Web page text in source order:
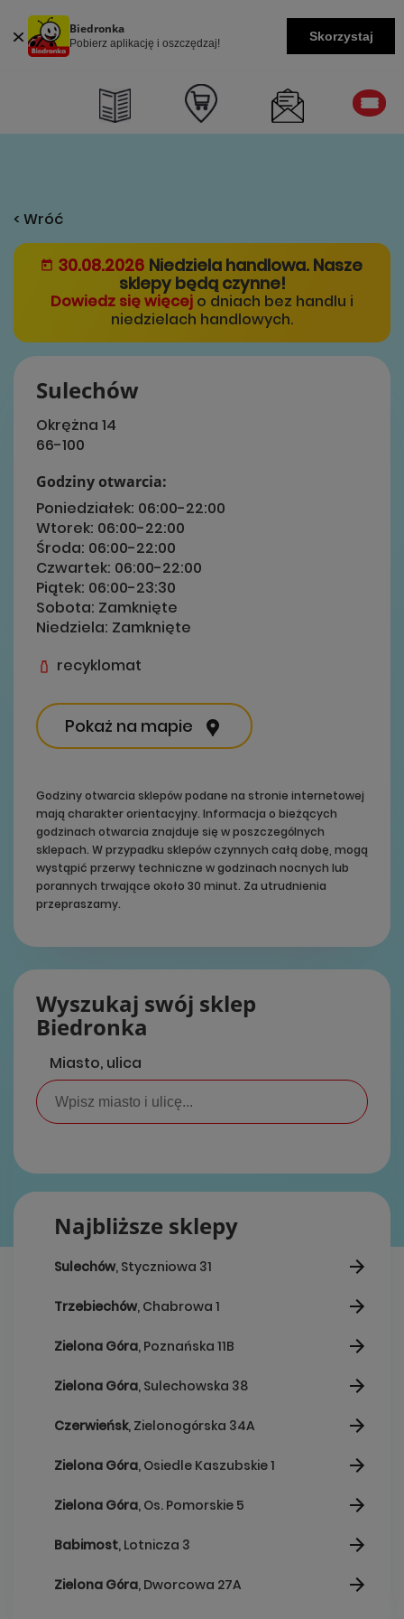
Biedronka
Pobierz aplikację i oszczędzaj! Skorzystaj
< Wróć
30.08.2026 Niedziela handlowa. Nasze
sklepy będą czynne!
Dowiedz się więcej o dniach bez handlu i
niedzielach handlowych.
Sulechów
Okrężna 14
66-100
Godziny otwarcia:
Poniedziałek: 06:00-22:00
Wtorek: 06:00-22:00
Środa: 06:00-22:00
Czwartek: 06:00-22:00
Piątek: 06:00-23:30
Sobota: Zamknięte
Niedziela: Zamknięte
recyklomat
Pokaż na mapie
Godziny otwarcia sklepów podane na stronie internetowej
mają charakter orientacyjny. Informacja o bieżących
godzinach otwarcia znajduje się w poszczególnych
sklepach. W przypadku sklepów czynnych całą dobę, mogą
wystąpić przerwy techniczne w godzinach nocnych lub
porannych trwające około 30 minut. Za utrudnienia
przepraszamy.
Wyszukaj swój sklep
Biedronka
Miasto, ulica
Najbliższe sklepy
Sulechów, Styczniowa 31
Trzebiechów, Chabrowa 1
Zielona Góra, Poznańska 11B
Zielona Góra, Sulechowska 38
Czerwieńsk, Zielonogórska 34A
Zielona Góra, Osiedle Kaszubskie 1
Zielona Góra, Os. Pomorskie 5
Babimost, Lotnicza 3
Zielona Góra, Dworcowa 27A